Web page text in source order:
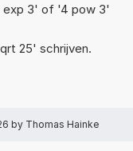
exp 3' of '4 pow 3'
25' schrijven.
by Thomas Hainke